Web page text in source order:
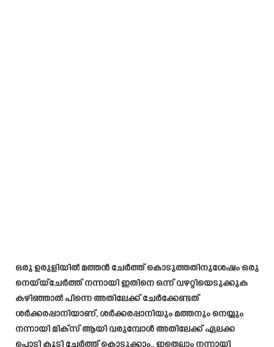
ഒരു ഉരുളിയിൽ മത്തൻ ചേർത്ത് കൊടുത്തതിനുശേഷം ഒരു
നെയ്യ്ചേർത്ത് നന്നായി ഇതിനെ ഒന്ന് വഴറ്റിയെടുക്കുക
കഴിഞ്ഞാൽ പിന്നെ അതിലേക്ക് ചേർക്കേണ്ടത്
ശർക്കരപ്പാനിയാണ്, ശർക്കരപ്പാനിയും മത്തനും നെയ്യും
നന്നായി മിക്സ് ആയി വരുമ്പോൾ അതിലേക്ക് ഏലക്ക
പൊടി കൂടി ചേർത്ത് കൊടുക്കാം.. ഇതെല്ലാം നന്നായി